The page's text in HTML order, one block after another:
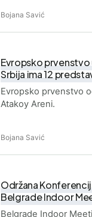
Bojana Savić
Evropsko prvenstvo
Srbija ima 12
Evropsko prvenstvo
Atakoy Areni.
Bojana Savić
Održana
Belgrade Indoor
Belgrade Indoor